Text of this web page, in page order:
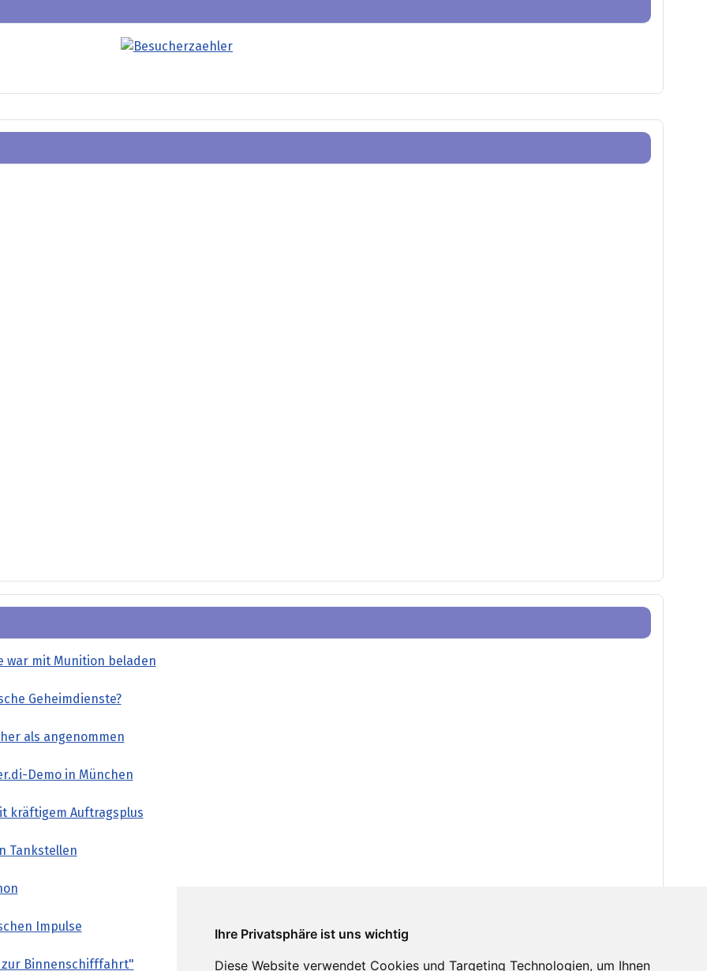
Ihre Privatsphäre ist uns wichtig
Diese Website verwendet Cookies und Targeting Technologien, um Ihnen
war mit Munition beladen
Geheimdienste?
als angenommen
Demo in München
kräftigem Auftragsplus
Tankstellen
Impulse
Binnenschifffahrt"